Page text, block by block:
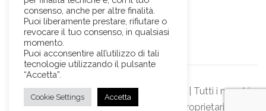
E-Mail:news@sviluppohoreca.it
© Sviluppo Horeca s.r.l. Official Website | Tutti i marchi
rappresentati sono dei rispettivi proprietari.
consenso, anche per altre finalità.
Puoi liberamente prestare, rifiutare o
revocare il tuo consenso, in qualsiasi
momento.
Puoi acconsentire all’utilizzo di tali
tecnologie utilizzando il pulsante
“Accetta”.
Cookie Settings Accetta